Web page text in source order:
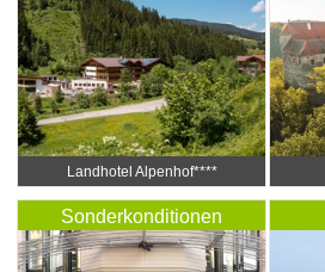
Landhotel Alpenhof****
Sonderkonditionen